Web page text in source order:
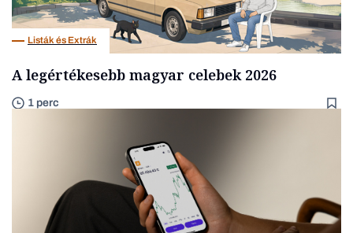
Listák és Extrák
A legértékesebb magyar celebek 2026
1 perc